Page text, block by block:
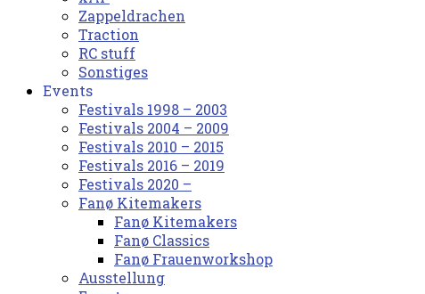
Zappeldrachen
Traction
RC stuff
Sonstiges
Events
Festivals 1998 – 2003
Festivals 2004 – 2009
Festivals 2010 – 2015
Festivals 2016 – 2019
Festivals 2020 –
Fanø Kitemakers
Fanø Kitemakers
Fanø Classics
Fanø Frauenworkshop
Ausstellung